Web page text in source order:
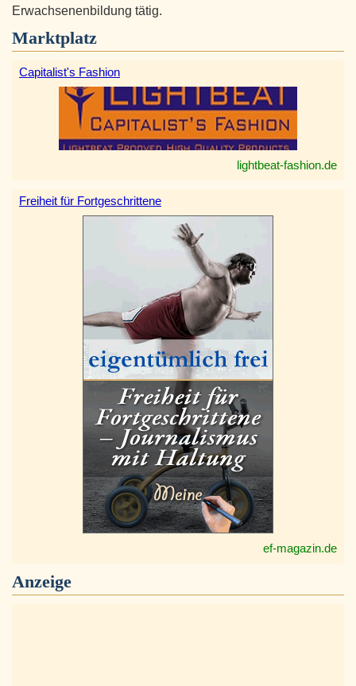
Erwachsenenbildung tätig.
Marktplatz
Capitalist's Fashion
lightbeat-fashion.de
Freiheit für Fortgeschrittene
ef-magazin.de
Anzeige